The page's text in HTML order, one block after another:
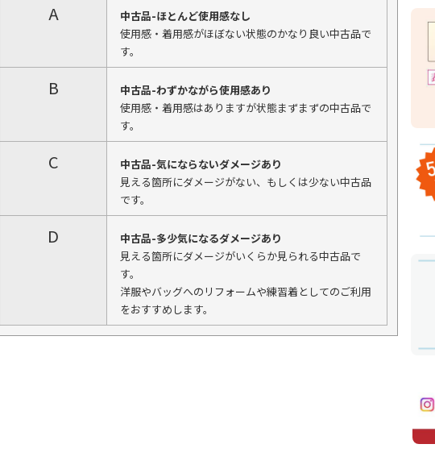
A
中古品-ほとんど使用感なし
使用感・着用感がほぼない状態のかなり良い中古品で
す。
B
中古品-わずかながら使用感あり
使用感・着用感はありますが状態まずまずの中古品で
す。
C
中古品-気にならないダメージあり
見える箇所にダメージがない、もしくは少ない中古品
です。
D
中古品-多少気になるダメージあり
見える箇所にダメージがいくらか見られる中古品で
す。
洋服やバッグへのリフォームや練習着としてのご利用
をおすすめします。